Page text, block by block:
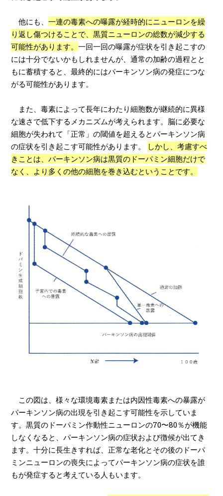
他にも、一連の毒素への曝露が経時的にニューロンを繰
り返し傷つけることで、黒質ニューロンの総数が減少する
可能性があります。一回一回の曝露が症状を引き起こすの
には十分でないかもしれませんが、通常の加齢の過程とと
もに蓄積すると、最終的にはパーキンソン病の発症につな
がる可能性があります。
また、毒素によって長年にわたり細胞数が継続的に異様
な速さで低下するメカニズムが考えられます。脳に必要な
細胞が失われて「正常」の閾値を超えるとパーキンソン病
の症状を引き起こす可能性があります。
しかし、考慮すべ
きことは、パーキンソン病は黒質のドーパミン細胞だけで
なく、より多くの他の細胞を巻き込むということです。
この図は、様々な環境毒素または内因性毒素への暴露が
パーキンソン病の出現を引き起こす可能性を示していま
す。黒質のドーパミン作動性ニューロンの70〜80％が機能
しなくなると、パーキンソン病の症状および徴候が出てき
ます。十分に長生きすれば、正常な老化とその後のドーパ
ミンニューロンの喪失によってパーキンソン病の症状を誰
もが発症すると考えている人もいます。